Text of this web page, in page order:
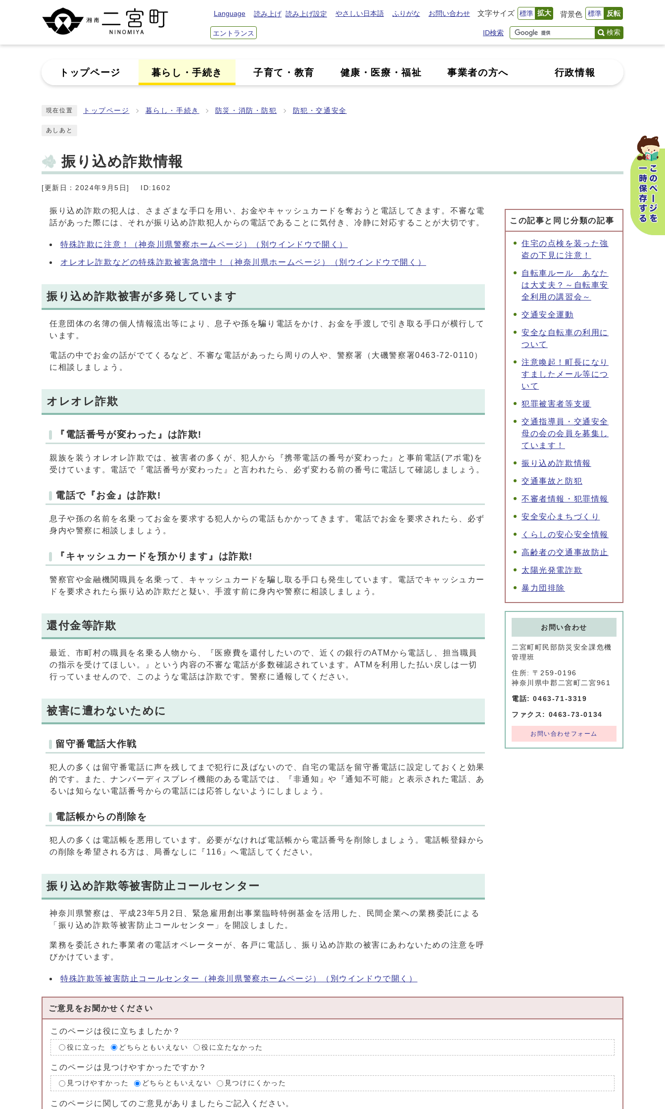
Language 読み上げ 読み上げ設定 やさしい日本語 ふりがな お問い合わせ 文字サイズ 標準 拡大 背景色 標準 反転
エントランス ID検索 検索
トップページ 暮らし・手続き 子育て・教育 健康・医療・福祉 事業者の方へ 行政情報
現在位置 トップページ 暮らし・手続き 防災・消防・防犯 防犯・交通安全
あしあと
振り込め詐欺情報
[更新日：2024年9月5日] ID:1602
振り込め詐欺の犯人は、さまざまな手口を用い、お金やキャッシュカードを奪おうと電話してきます。不審な電
話があった際には、それが振り込め詐欺犯人からの電話であることに気付き、冷静に対応することが大切です。
特殊詐欺に注意！（神奈川県警察ホームページ） （別ウインドウで開く）
オレオレ詐欺などの特殊詐欺被害急増中！（神奈川県ホームページ） （別ウインドウで開く）
振り込め詐欺被害が多発しています
任意団体の名簿の個人情報流出等により、息子や孫を騙り電話をかけ、お金を手渡しで引き取る手口が横行して
います。
電話の中でお金の話がでてくるなど、不審な電話があったら周りの人や、警察署（大磯警察署0463‐72‐0110）
に相談しましょう。
オレオレ詐欺
『電話番号が変わった』は詐欺!
親族を装うオレオレ詐欺では、被害者の多くが、犯人から『携帯電話の番号が変わった』と事前電話(アポ電)を
受けています。電話で『電話番号が変わった』と言われたら、必ず変わる前の番号に電話して確認しましょう。
電話で『お金』は詐欺!
息子や孫の名前を名乗ってお金を要求する犯人からの電話もかかってきます。電話でお金を要求されたら、必ず
身内や警察に相談しましょう。
『キャッシュカードを預かります』は詐欺!
警察官や金融機関職員を名乗って、キャッシュカードを騙し取る手口も発生しています。電話でキャッシュカー
ドを要求されたら振り込め詐欺だと疑い、手渡す前に身内や警察に相談しましょう。
還付金等詐欺
最近、市町村の職員を名乗る人物から、『医療費を還付したいので、近くの銀行のATMから電話し、担当職員
の指示を受けてほしい。』という内容の不審な電話が多数確認されています。ATMを利用した払い戻しは一切
行っていませんので、このような電話は詐欺です。警察に通報してください。
被害に遭わないために
留守番電話大作戦
犯人の多くは留守番電話に声を残してまで犯行に及ばないので、自宅の電話を留守番電話に設定しておくと効果
的です。また、ナンバーディスプレイ機能のある電話では、『非通知』や『通知不可能』と表示された電話、あ
るいは知らない電話番号からの電話には応答しないようにしましょう。
電話帳からの削除を
犯人の多くは電話帳を悪用しています。必要がなければ電話帳から電話番号を削除しましょう。電話帳登録から
の削除を希望される方は、局番なしに『116』へ電話してください。
振り込め詐欺等被害防止コールセンター
神奈川県警察は、平成23年5月2日、緊急雇用創出事業臨時特例基金を活用した、民間企業への業務委託による
「振り込め詐欺等被害防止コールセンター」を開設しました。
業務を委託された事業者の電話オペレーターが、各戸に電話し、振り込め詐欺の被害にあわないための注意を呼
びかけています。
特殊詐欺等被害防止コールセンター（神奈川県警察ホームページ） （別ウインドウで開く）
この記事と同じ分類の記事
住宅の点検を装った強
盗の下見に注意！
自転車ルール あなた
は大丈夫？～自転車安
全利用の講習会～
交通安全運動
安全な自転車の利用に
ついて
注意喚起！町長になり
すましたメール等につ
いて
犯罪被害者等支援
交通指導員・交通安全
母の会の会員を募集し
ています！
振り込め詐欺情報
交通事故と防犯
不審者情報・犯罪情報
安全安心まちづくり
くらしの安心安全情報
高齢者の交通事故防止
太陽光発電詐欺
暴力団排除
お問い合わせ
二宮町町民部防災安全課危機
管理班
住所: 〒259-0196
神奈川県中郡二宮町二宮961
電話: 0463-71-3319
ファクス: 0463-73-0134
お問い合わせフォーム
ご意見をお聞かせください
このページは役に立ちましたか？
役に立った どちらともいえない 役に立たなかった
このページは見つけやすかったですか？
見つけやすかった どちらともいえない 見つけにくかった
このページに関してのご意見がありましたらご記入ください。